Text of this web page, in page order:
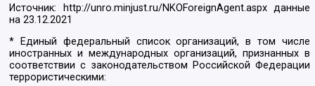
Источник: http://unro.minjust.ru/NKOForeignAgent.aspxданные
на23.12.2021
* Единый федеральный список организаций, в том числе
иностранных и международных организаций, признанных в
соответствии с законодательством Российской Федерации
террористическими: